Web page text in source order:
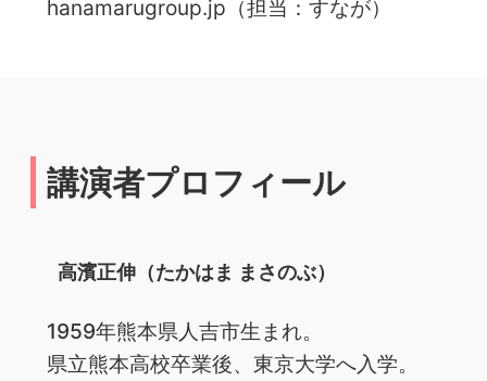
hanamarugroup.jp（担当：すなが）
講演者プロフィール
高濱正伸（たかはま まさのぶ）
1959年熊本県人吉市生まれ。
県立熊本高校卒業後、東京大学へ入学。